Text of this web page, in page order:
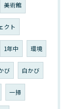
美術館
クト
1年中 環境
び 白かび
一掃